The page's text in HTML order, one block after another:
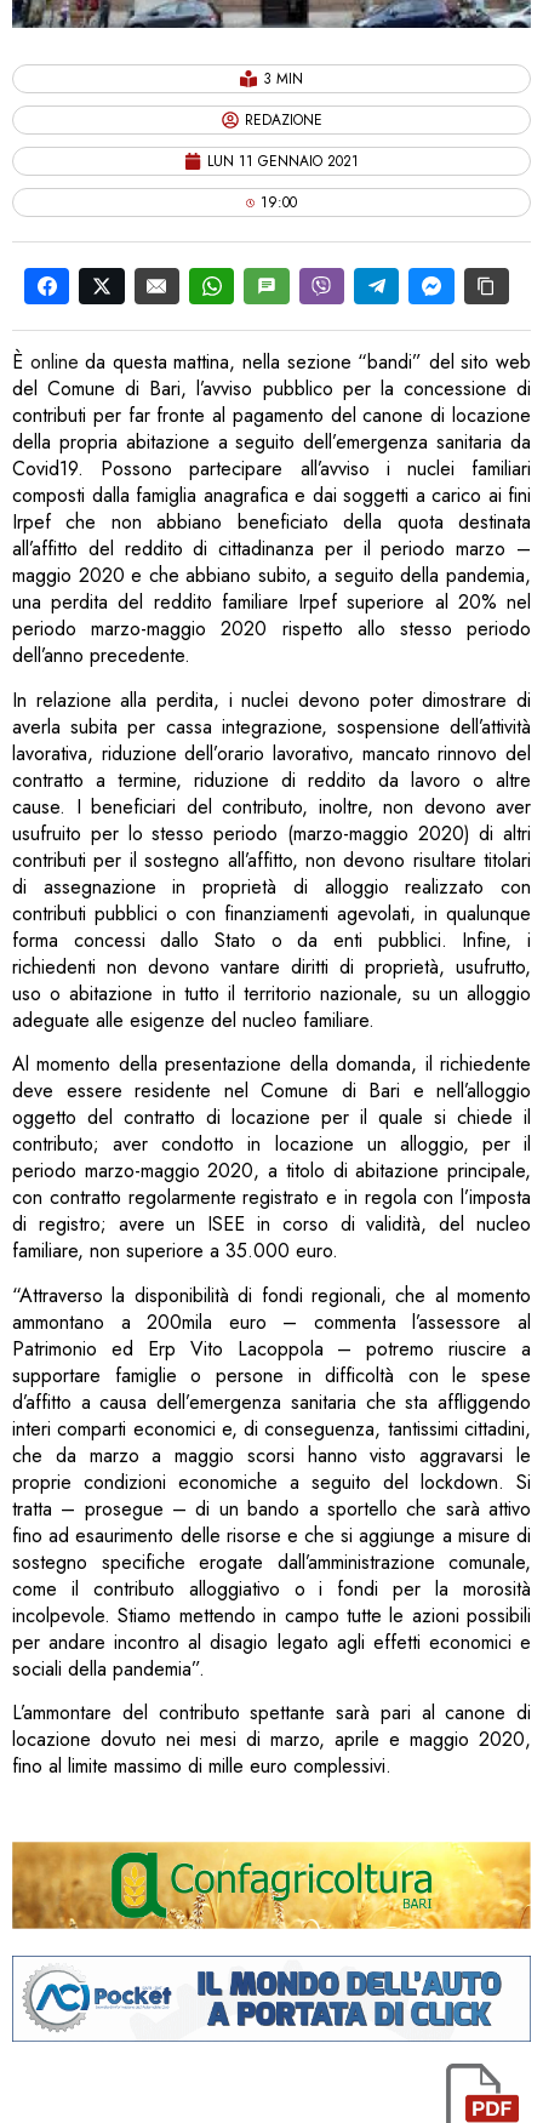
3 MIN
REDAZIONE
LUN 11 GENNAIO 2021
19:00
È online da questa mattina, nella sezione “bandi” del sito web
del Comune di Bari, l’avviso pubblico per la concessione di
contributi per far fronte al pagamento del canone di locazione
della propria abitazione a seguito dell’emergenza sanitaria da
Covid19.
Possono partecipare all’avviso i nuclei familiari
composti dalla famiglia anagrafica e dai soggetti a carico ai fini
Irpef che non abbiano beneficiato della quota destinata
all’affitto del reddito di cittadinanza per il periodo marzo –
maggio 2020 e che abbiano subito, a seguito della pandemia,
una perdita del reddito familiare Irpef superiore al 20% nel
periodo marzo-maggio 2020 rispetto allo stesso periodo
dell’anno precedente.
In relazione alla perdita, i nuclei devono poter dimostrare di
averla subita per cassa integrazione, sospensione dell’attività
lavorativa, riduzione dell’orario lavorativo, mancato rinnovo del
contratto a termine, riduzione di reddito da lavoro o altre
cause. I beneficiari del contributo, inoltre, non devono aver
usufruito per lo stesso periodo (marzo-maggio 2020) di altri
contributi per il sostegno all’affitto, non devono risultare titolari
di assegnazione in proprietà di alloggio realizzato con
contributi pubblici o con finanziamenti agevolati, in qualunque
forma concessi dallo Stato o da enti pubblici. Infine, i
richiedenti non devono vantare diritti di proprietà, usufrutto,
uso o abitazione in tutto il territorio nazionale, su un alloggio
adeguate alle esigenze del nucleo familiare.
Al momento della presentazione della domanda, il richiedente
deve essere residente nel Comune di Bari e nell’alloggio
oggetto del contratto di locazione per il quale si chiede il
contributo; aver condotto in locazione un alloggio, per il
periodo marzo-maggio 2020, a titolo di abitazione principale,
con contratto regolarmente registrato e in regola con l’imposta
di registro; avere un ISEE in corso di validità, del nucleo
familiare, non superiore a 35.000 euro.
“Attraverso la disponibilità di fondi regionali, che al momento
ammontano a 200mila euro – commenta l’assessore al
Patrimonio ed Erp Vito Lacoppola – potremo riuscire a
supportare famiglie o persone in difficoltà con le spese
d’affitto a causa dell’emergenza sanitaria che sta affliggendo
interi comparti economici e, di conseguenza, tantissimi cittadini,
che da marzo a maggio scorsi hanno visto aggravarsi le
proprie condizioni economiche a seguito del lockdown. Si
tratta – prosegue – di un bando a sportello che sarà attivo
fino ad esaurimento delle risorse e che si aggiunge a misure di
sostegno specifiche erogate dall’amministrazione comunale,
come il contributo alloggiativo o i fondi per la morosità
incolpevole. Stiamo mettendo in campo tutte le azioni possibili
per andare incontro al disagio legato agli effetti economici e
sociali della pandemia”.
L’ammontare del contributo spettante sarà pari al canone di
locazione dovuto nei mesi di marzo, aprile e maggio 2020,
fino al limite massimo di mille euro complessivi.